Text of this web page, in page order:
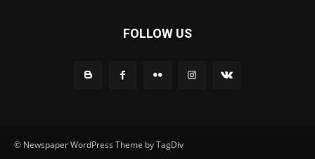
FOLLOW US
© Newspaper WordPress Theme by TagDiv